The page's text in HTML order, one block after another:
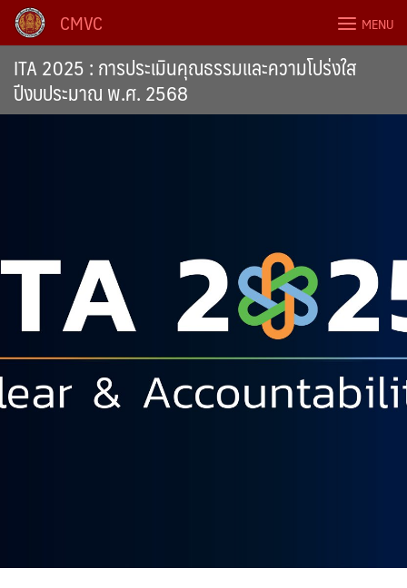
Skip
CMVC MENU
ITA 2025 : การประเมินคุณธรรมและความโปร่งใส
ปีงบประมาณ พ.ศ. 2568